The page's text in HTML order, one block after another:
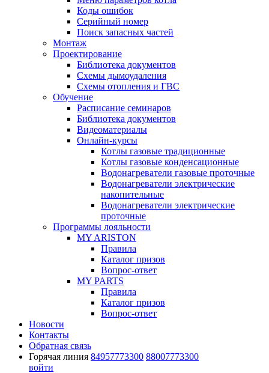
Коды ошибок
Серийный номер
Поиск запасных частей
Монтаж
Проектирование
Библиотека документов
Схемы дымоудаления
Схемы отопления и ГВС
Обучение
Расписание семинаров
Библиотека документов
Видеоматериалы
Онлайн-курсы
Котлы газовые традиционные
Котлы газовые конденсационные
Водонагреватели газовые проточные
Водонагреватели электрические
накопительные
Водонагреватели электрические
проточные
Программы лояльности
MY ARISTON
Правила
Каталог призов
Вопрос-ответ
MY PARTS
Правила
Каталог призов
Вопрос-ответ
Новости
Контакты
Обратная связь
Горячая линия 84957773300 88007773300
войти